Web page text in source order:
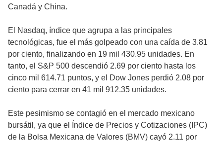
Canadá y China.
El Nasdaq, índice que agrupa a las principales
tecnológicas, fue el más golpeado con una caída de 3.81
por ciento, finalizando en 19 mil 430.95 unidades. En
tanto, el S&P 500 descendió 2.69 por ciento hasta los
cinco mil 614.71 puntos, y el Dow Jones perdió 2.08 por
ciento para cerrar en 41 mil 912.35 unidades.
Este pesimismo se contagió en el mercado mexicano
bursátil, ya que el Índice de Precios y Cotizaciones (IPC)
de la Bolsa Mexicana de Valores (BMV) cayó 2.11 por